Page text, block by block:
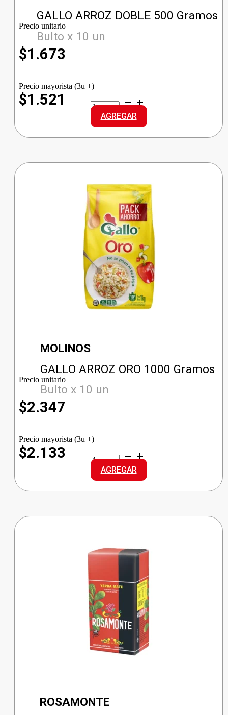
GALLO ARROZ DOBLE 500 Gramos
Bulto x 10 un
Precio unitario
$1.673
Precio mayorista (3u +)
$1.521
GALLO
ARROZ
DOBLE
cantidad
AGREGAR
MOLINOS
GALLO ARROZ ORO 1000 Gramos
Bulto x 10 un
Precio unitario
$2.347
Precio mayorista (3u +)
$2.133
GALLO
ARROZ
ORO
cantidad
AGREGAR
ROSAMONTE